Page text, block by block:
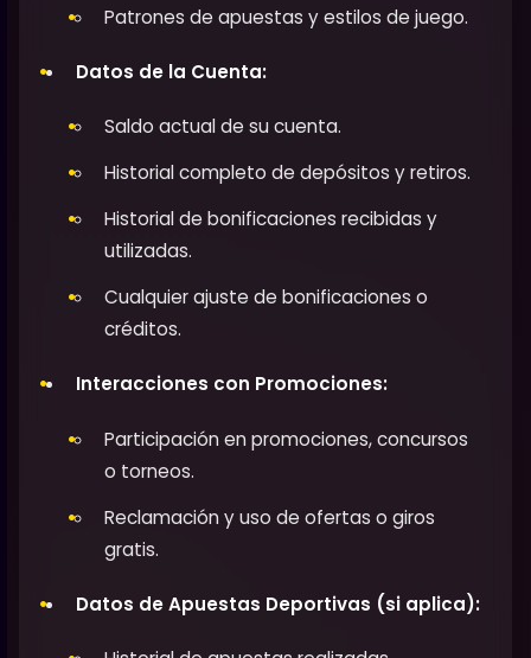
Patrones de apuestas y estilos de juego.
Datos de la Cuenta:
Saldo actual de su cuenta.
Historial completo de depósitos y retiros.
Historial de bonificaciones recibidas y
utilizadas.
Cualquier ajuste de bonificaciones o
créditos.
Interacciones con Promociones:
Participación en promociones, concursos
o torneos.
Reclamación y uso de ofertas o giros
gratis.
Datos de Apuestas Deportivas (si aplica):